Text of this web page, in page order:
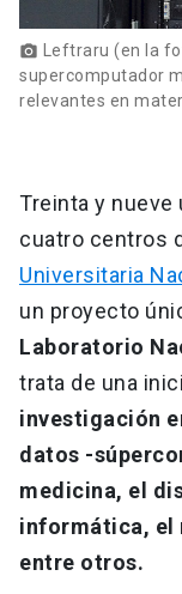
photo_camera Leftraru (en la
supercomputador
relevantes en
Treinta y nueve
cuatro centros
Universitaria
un proyecto
Laboratorio
trata de una
investigación
datos -
medicina, el
informática, el
entre otros.